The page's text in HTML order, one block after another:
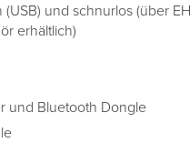
und schnurlos (über
erhältlich)
und Bluetooth Dongle